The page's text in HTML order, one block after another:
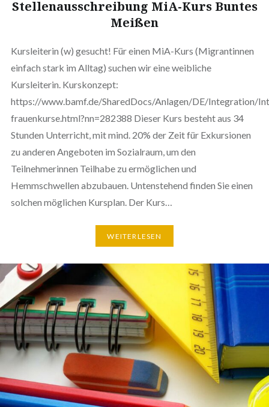
Stellenausschreibung MiA-Kurs Buntes
Meißen
Kursleiterin (w) gesucht! Für einen MiA-Kurs (Migrantinnen
einfach stark im Alltag) suchen wir eine weibliche
Kursleiterin. Kurskonzept:
https://www.bamf.de/SharedDocs/Anlagen/DE/Integration/
frauenkurse.html?nn=282388 Dieser Kurs besteht aus 34
Stunden Unterricht, mit mind. 20% der Zeit für Exkursionen
zu anderen Angeboten im Sozialraum, um den
Teilnehmerinnen Teilhabe zu ermöglichen und
Hemmschwellen abzubauen. Untenstehend finden Sie einen
solchen möglichen Kursplan. Der Kurs…
WEITERLESEN